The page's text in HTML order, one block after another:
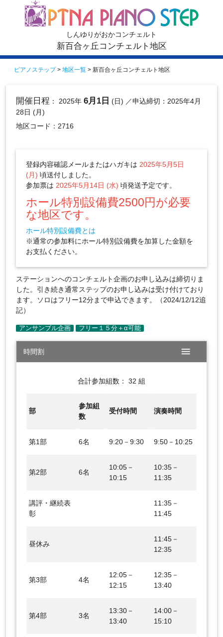
しんゆりがおかコンチェルト
新百合ヶ丘コンチェルト地区
ピアノステップ> 地区一覧 > 新百合ヶ丘コンチェルト地区
開催日程 ： 2025年 6月1日 (日) ／申込締切：2025年4月
28日 (月)
地区コード：2716
登録内容確認メールまたはハガキは 2025年5月5日
(月) 頃送付しました。
参加票は 2025年5月14日 (水) 頃発送予定です。
ホール特別設備費2500円が必要
な地区です。
ホール特別設備費とは
※通常の参加料にホール特別設備費を加算した金額を
お支払ください。
ステーションへのコンチェルト企画のお申し込みは締切りま
した。引き続き通常ステップのお申し込みは受け付けており
ます。ソロはフリー12分まで申込できます。（2024/12/12追
記）
時間割 menu
合計参加組数： 32 組
部
参加組
数
受付時間 演奏時間
第1部 6名 9:20－9:30 9:50－10:25
第2部 6名
10:05－
10:15
10:35－
11:35
講評・継続表
彰
11:35－
11:45
昼休み
11:45－
12:35
第3部 4名
12:05－
12:15
12:35－
13:40
第4部 3名
13:30－
13:40
14:00－
15:10